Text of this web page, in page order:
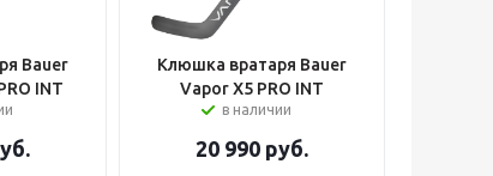
Bauer
INT
Клюшка вратаря Bauer
Vapor X5 PRO INT
в наличии
20 990 руб.